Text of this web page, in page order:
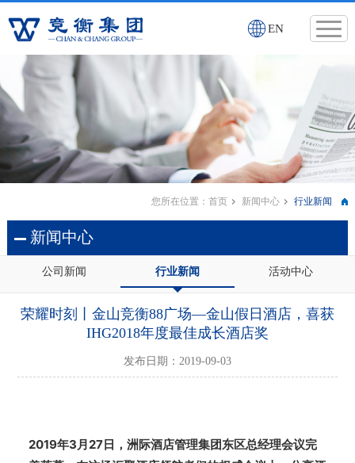
EN
您所在位置：首页 新闻中心 行业新闻
新闻中心
公司新闻 行业新闻 活动中心
荣耀时刻丨金山竞衡88广场—金山假日酒店，喜获
IHG2018年度最佳成长酒店奖
发布日期：2019-09-03
2019年3月27日，洲际酒店管理集团东区总经理会议完